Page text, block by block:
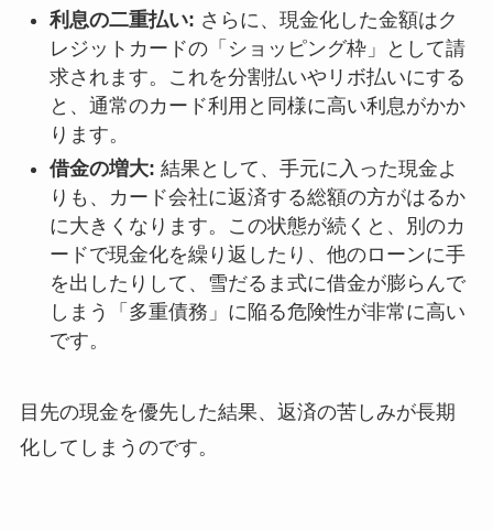
利息の二重払い: さらに、現金化した金額はク
レジットカードの「ショッピング枠」として請
求されます。これを分割払いやリボ払いにする
と、通常のカード利用と同様に高い利息がかか
ります。
借金の増大: 結果として、手元に入った現金よ
りも、カード会社に返済する総額の方がはるか
に大きくなります。この状態が続くと、別のカ
ードで現金化を繰り返したり、他のローンに手
を出したりして、雪だるま式に借金が膨らんで
しまう「多重債務」に陥る危険性が非常に高い
です。
目先の現金を優先した結果、返済の苦しみが長期
化してしまうのです。